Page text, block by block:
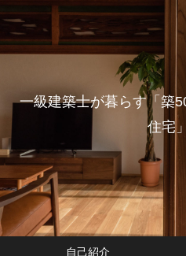
一級建築士が暮らす「築
住宅」
自己紹介